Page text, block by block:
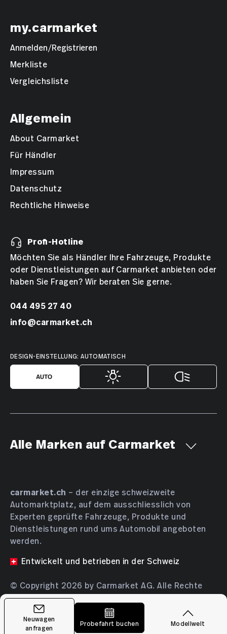
Neuwagen
anfragen
Probefahrt buchen Modellwelt
my.carmarket
Anmelden/Registrieren
Merkliste
Vergleichsliste
Allgemein
About Carmarket
Für Händler
Impressum
Datenschutz
Rechtliche Hinweise
Profi-Hotline
Möchten Sie als Händler Ihre Fahrzeuge, Produkte
oder Dienstleistungen auf Carmarket anbieten oder
haben Sie Fragen? Wir beraten Sie gerne.
044 495 27 40
info@carmarket.ch
DESIGN-EINSTELLUNG: AUTOMATISCH
Alle Marken auf Carmarket
Aston Martin
Audi Bentley BMW
Bucher
Bugatti
BYD Cadillac Chevrolet
Chrysler
Citroën
Cupra Dacia Daewoo
Daihatsu
DENZA
Farizon
Ferrari Fiat Ford GAC
Geely
Isuzu
JAC JAECOO Jaguar Jeep
KGM
Lamborghini Lancia
Land Rover
Leapmotor
Lexus Lotus Lucid
Lynk & Co
carmarket.ch – der einzige schweizweite
Automarktplatz, auf dem ausschliesslich von
Experten geprüfte Fahrzeuge, Produkte und
Dienstleistungen rund ums Automobil angeboten
werden.
Entwickelt und betrieben in der Schweiz
© Copyright 2026 by Carmarket AG. Alle Rechte
vorbehalten.
Release Herbert (6abf0be)